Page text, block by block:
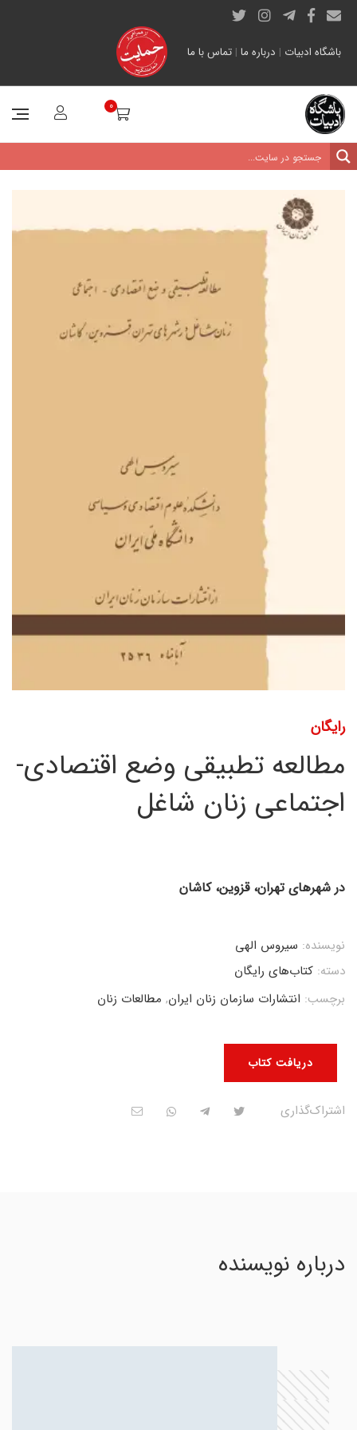
باشگاه ادبیات | درباره ما | تماس با ما
0
رایگان
مطالعه تطبیقی وضع اقتصادی-
اجتماعی زنان شاغل
در شهرهای تهران، قزوین، کاشان
دریافت کتاب
نویسنده: سیروس الهی
دسته: کتاب‌های رایگان
برچسب: انتشارات سازمان زنان ایران, مطالعات زنان
اشتراک‌گذاری
درباره نویسنده